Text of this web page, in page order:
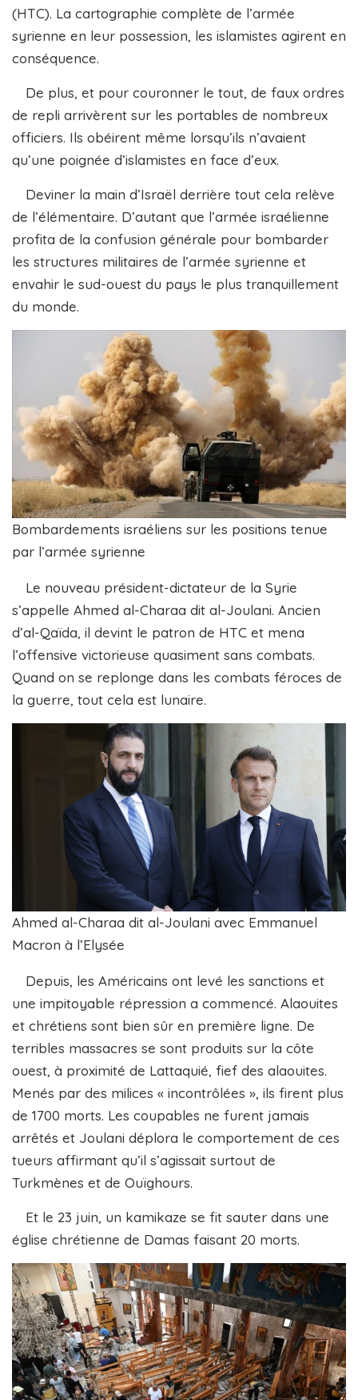
(HTC). La cartographie complète de l’armée
syrienne en leur possession, les islamistes agirent en
conséquence.
De plus, et pour couronner le tout, de faux ordres
de repli arrivèrent sur les portables de nombreux
officiers. Ils obéirent même lorsqu’ils n’avaient
qu’une poignée d’islamistes en face d’eux.
Deviner la main d’Israël derrière tout cela relève
de l’élémentaire. D’autant que l’armée israélienne
profita de la confusion générale pour bombarder
les structures militaires de l’armée syrienne et
envahir le sud-ouest du pays le plus tranquillement
du monde.
Bombardements israéliens sur les positions tenue
par l’armée syrienne
Le nouveau président-dictateur de la Syrie
s’appelle Ahmed al-Charaa dit al-Joulani. Ancien
d’al-Qaïda, il devint le patron de HTC et mena
l’offensive victorieuse quasiment sans combats.
Quand on se replonge dans les combats féroces de
la guerre, tout cela est lunaire.
Ahmed al-Charaa dit al-Joulani avec Emmanuel
Macron à l’Elysée
Depuis, les Américains ont levé les sanctions et
une impitoyable répression a commencé. Alaouites
et chrétiens sont bien sûr en première ligne. De
terribles massacres se sont produits sur la côte
ouest, à proximité de Lattaquié, fief des alaouites.
Menés par des milices « incontrôlées », ils firent plus
de 1700 morts. Les coupables ne furent jamais
arrêtés et Joulani déplora le comportement de ces
tueurs affirmant qu’il s’agissait surtout de
Turkmènes et de Ouïghours.
Et le 23 juin, un kamikaze se fit sauter dans une
église chrétienne de Damas faisant 20 morts.